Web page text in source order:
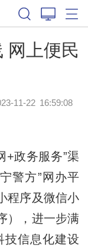
网上便民
11-22 16:59:08
政务服务”渠
警方”网办平
程序及微信小
），进一步满
技信息化建设